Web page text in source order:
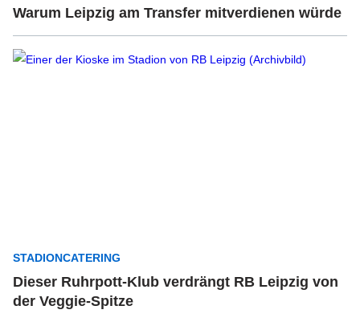
Warum Leipzig am Transfer mitverdienen würde
STADIONCATERING
Dieser Ruhrpott-Klub verdrängt RB Leipzig von
der Veggie-Spitze